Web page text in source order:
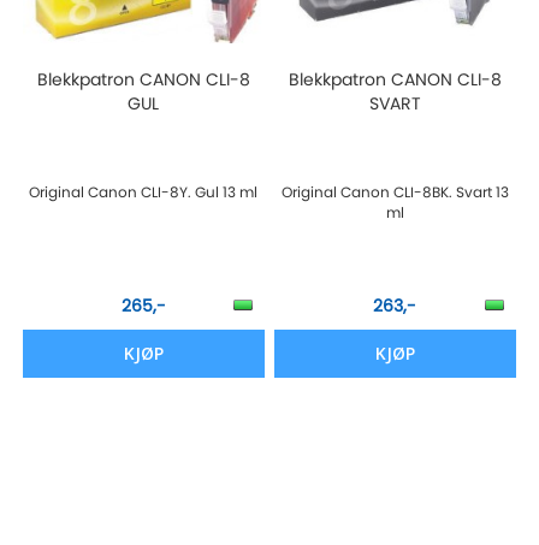
Blekkpatron CANON CLI-8
GUL
Original Canon CLI-8Y. Gul 13 ml
265,-
KJØP
Blekkpatron CANON CLI-8
SVART
Original Canon CLI-8BK. Svart 13
ml
263,-
KJØP